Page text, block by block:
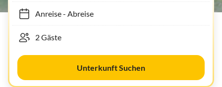
Anreise- Abreise
Unterkunft Suchen